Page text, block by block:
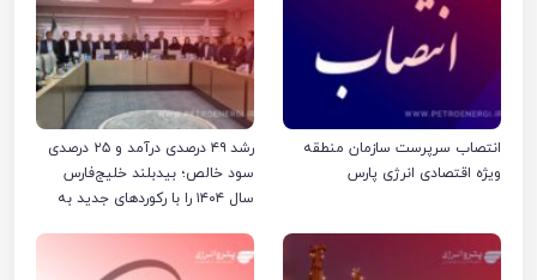
انتصاب سرپرست سازمان منطقه
ویژه اقتصادی انرژی پارس
رشد ۴۹ درصدی درآمد و ۲۵ درصدی
سود خالص؛ بیدبلند خلیج‌فارس
سال ۱۴۰۴ را با رکوردهای جدید به